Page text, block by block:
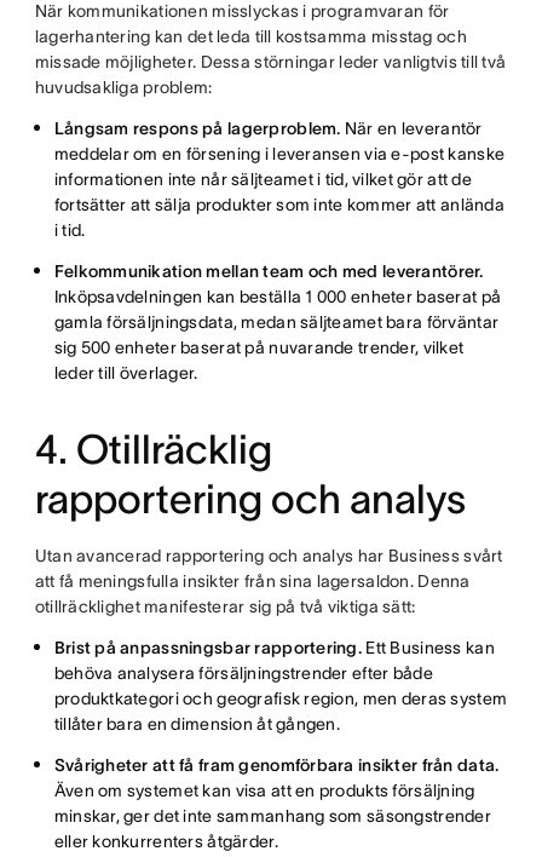
När kommunikationen misslyckas i programvaran för
lagerhantering kan det leda till kostsamma misstag och
missade möjligheter. Dessa störningar leder vanligtvis till två
huvudsakliga problem:
Långsam respons på lagerproblem. När en leverantör
meddelar om en försening i leveransen via e-post kanske
informationen inte når säljteamet i tid, vilket gör att de
fortsätter att sälja produkter som inte kommer att anlända
i tid.
Felkommunikation mellan team och med leverantörer.
Inköpsavdelningen kan beställa 1 000 enheter baserat på
gamla försäljningsdata, medan säljteamet bara förväntar
sig 500 enheter baserat på nuvarande trender, vilket
leder till överlager.
4. Otillräcklig
rapportering och analys
Utan avancerad rapportering och analys har Business svårt
att få meningsfulla insikter från sina lagersaldon. Denna
otillräcklighet manifesterar sig på två viktiga sätt:
Brist på anpassningsbar rapportering. Ett Business kan
behöva analysera försäljningstrender efter både
produktkategori och geografisk region, men deras system
tillåter bara en dimension åt gången.
Svårigheter att få fram genomförbara insikter från data.
Även om systemet kan visa att en produkts försäljning
minskar, ger det inte sammanhang som säsongstrender
eller konkurrenters åtgärder.